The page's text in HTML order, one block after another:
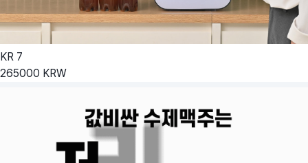
KR 7
265000 KRW